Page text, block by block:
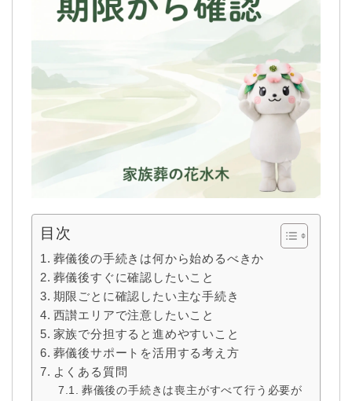
目次
葬儀後の手続きは何から始めるべきか
葬儀後すぐに確認したいこと
期限ごとに確認したい主な手続き
西讃エリアで注意したいこと
家族で分担すると進めやすいこと
葬儀後サポートを活用する考え方
よくある質問
葬儀後の手続きは喪主がすべて行う必要が